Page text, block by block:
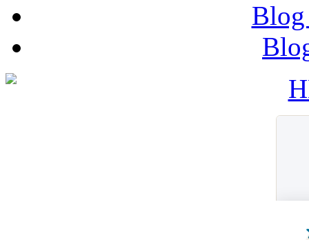
Blog